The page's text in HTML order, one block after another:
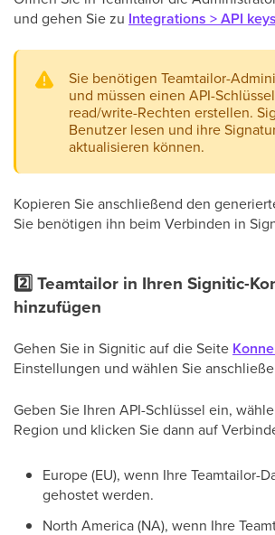
und gehen Sie zu Integrations > API keys
Sie benötigen Teamtailor-
und müssen einen API-
read/write-Rechten erstellen.
Benutzer lesen und ihre
aktualisieren können.
Kopieren Sie anschließend den
Sie benötigen ihn beim Verbinden in
2️⃣ Teamtailor in Ihren Signitic-
hinzufügen
Gehen Sie in Signitic auf die Seite
Einstellungen und wählen Sie
Geben Sie Ihren API-Schlüssel ein,
Region und klicken Sie dann auf
Europe (EU), wenn Ihre Teamtailor-
gehostet werden.
North America (NA), wenn Ihre